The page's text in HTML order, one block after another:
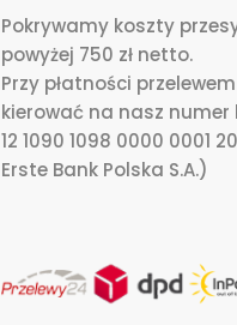
Pokrywamy koszty
powyżej 750 zł netto.
Przy płatności
kierować na nasz numer
12 1090 1098 0000 0001
Erste Bank Polska S.A.)